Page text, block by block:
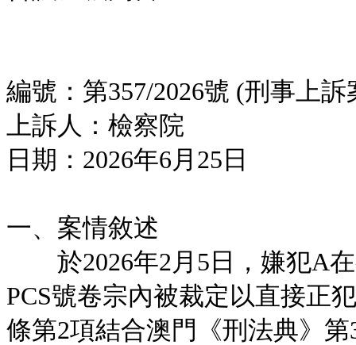
編號：第357/2026號 (刑事上訴
上訴人：檢察院
日期：2026年6月25日
一、案情敘述
於2026年2月5日，嫌犯A在
PCS號卷宗內被裁定以直接正
條第2項結合澳門《刑法典》